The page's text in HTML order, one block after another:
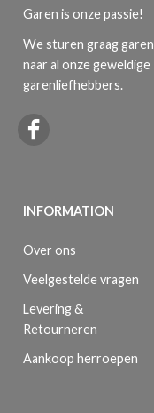
Garen is onze passie!
We sturen graag garen
naar al onze geweldige
garenliefhebbers.
INFORMATION
Over ons
Veelgestelde vragen
Levering &
Retourneren
Aankoop herroepen